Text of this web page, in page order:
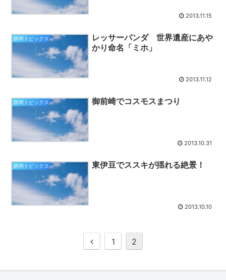
2013.11.15
静岡トピックス
レッサーパンダ 世界遺産にあや
かり命名「ミホ」
2013.11.12
静岡トピックス 御前崎でコスモスまつり
2013.10.31
静岡トピックス 東伊豆でススキが揺れる絶景！
2013.10.10
1 2